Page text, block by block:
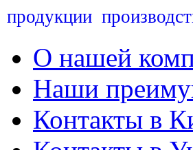
продукции
О нашей
Наши
Контакты в